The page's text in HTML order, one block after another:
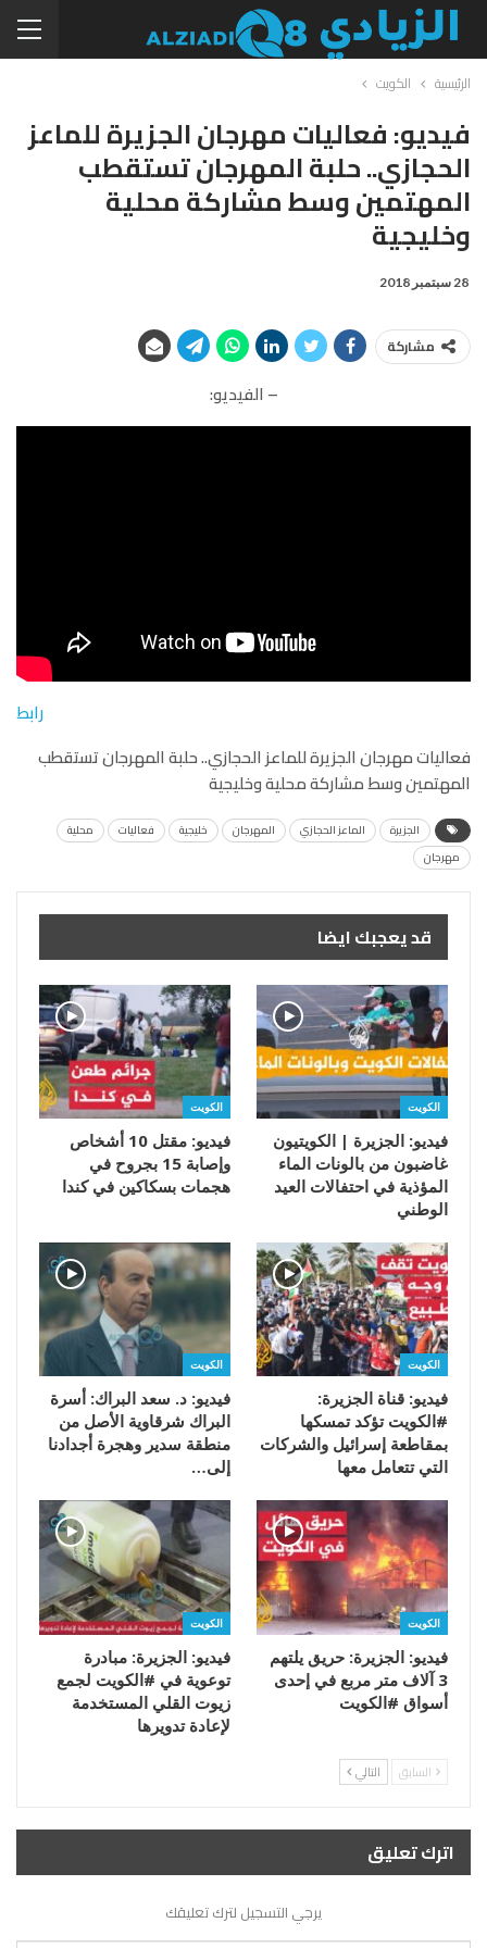
الرئيسية الكويت
فيديو: فعاليات مهرجان الجزيرة للماعز
الحجازي.. حلبة المهرجان تستقطب
المهتمين وسط مشاركة محلية
وخليجية
28 سبتمبر 2018
مشاركة
– الفيديو:
رابط
فعاليات مهرجان الجزيرة للماعز الحجازي.. حلبة المهرجان تستقطب
المهتمين وسط مشاركة محلية وخليجية
الجزيرة الماعز الحجازي المهرجان خليجية فعاليات
محلية
مهرجان
قد يعجبك ايضا
الكويت
فيديو: الجزيرة | الكويتيون
غاضبون من بالونات الماء
المؤذية في احتفالات العيد
الوطني
الكويت
فيديو: مقتل 10 أشخاص
وإصابة 15 بجروح في
هجمات بسكاكين في كندا
الكويت
فيديو: قناة الجزيرة:
#الكويت تؤكد تمسكها
بمقاطعة إسرائيل والشركات
التي تتعامل معها
الكويت
فيديو: د. سعد البراك: أسرة
البراك شرقاوية الأصل من
منطقة سدير وهجرة أجدادنا
إلى…
الكويت
فيديو: الجزيرة: حريق يلتهم
3 آلاف متر مربع في إحدى
أسواق #الكويت
الكويت
فيديو: الجزيرة: مبادرة
توعوية في #الكويت لجمع
زيوت القلي المستخدمة
لإعادة تدويرها
السابق التالي
اترك تعليق
يرجي التسجيل لترك تعليقك